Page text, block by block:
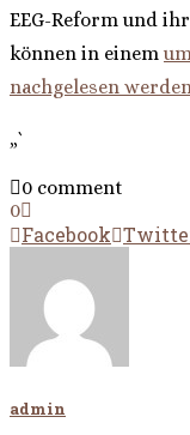
EEG-Reform und
können in einem
nachgelesen
„`
0 comment
0
Facebook
admin